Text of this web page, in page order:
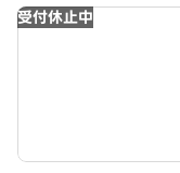
受付休止中